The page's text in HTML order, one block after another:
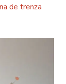
de trenza